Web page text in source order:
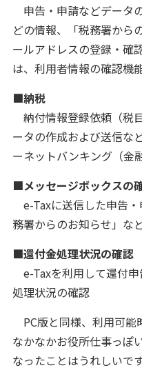
申告・申請などデータ
どの情報、「税務署から
ールアドレスの登録・確
は、利用者情報の確認機
■納税
納付情報登録依頼（税
ータの作成および送信な
ーネットバンキング（金
■メッセージボックスの
e-Taxに送信した申告
務署からのお知らせ」な
■還付金処理状況の確認
e-Taxを利用して還付
処理状況の確認
PC版と同様、利用可能
なかなかお役所仕事っぽ
なったことはうれしいで